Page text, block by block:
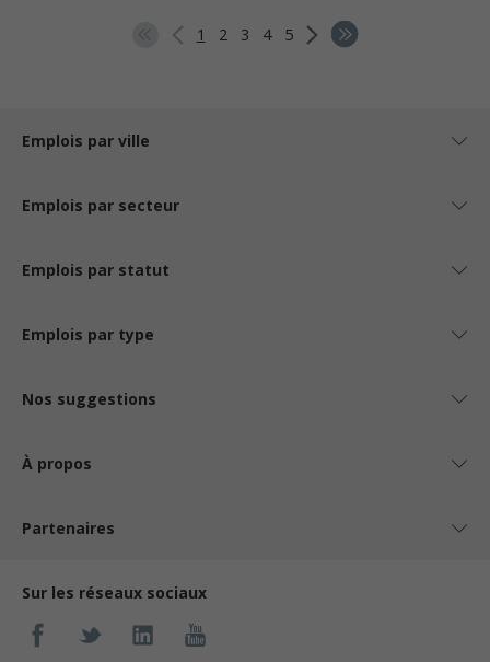
1 2 3 4 5
Emplois par ville
Emplois par secteur
Emplois par statut
Emplois par type
Nos suggestions
À propos
Partenaires
Sur les réseaux sociaux